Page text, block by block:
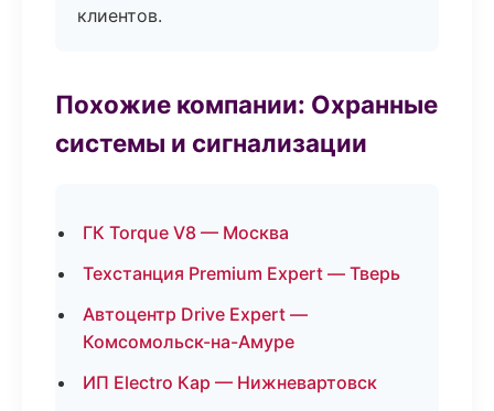
клиентов.
Похожие компании: Охранные
системы и сигнализации
ГК Torque V8 — Москва
Техстанция Premium Expert — Тверь
Автоцентр Drive Expert —
Комсомольск-на-Амуре
ИП Electro Кар — Нижневартовск